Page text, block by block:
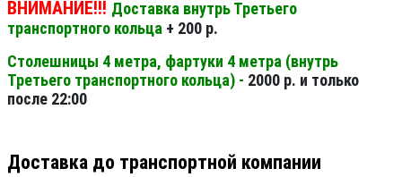
ВНИМАНИЕ!!! Доставка внутрь Третьего
транспортного кольца + 200 р.
Столешницы 4 метра, фартуки 4 метра (внутрь
Третьего транспортного кольца) - 2000 р. и только
после 22:00
Доставка до транспортной компании